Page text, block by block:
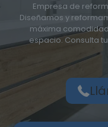
Empresa de
Diseñamos y
máxima
espacio. Consulta